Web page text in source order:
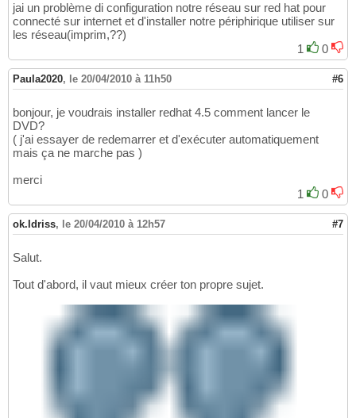
jai un problème di configuration notre réseau sur red hat pour
connecté sur internet et d'installer notre périphirique utiliser sur
les réseau(imprim,??)
1
0
Paula2020, le 20/04/2010 à 11h50 #6
bonjour, je voudrais installer redhat 4.5 comment lancer le
DVD?
( j'ai essayer de redemarrer et d'exécuter automatiquement
mais ça ne marche pas )
merci
1
0
ok.Idriss, le 20/04/2010 à 12h57 #7
Salut.
Tout d'abord, il vaut mieux créer ton propre sujet.